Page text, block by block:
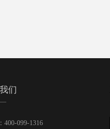
们
400-099-1316